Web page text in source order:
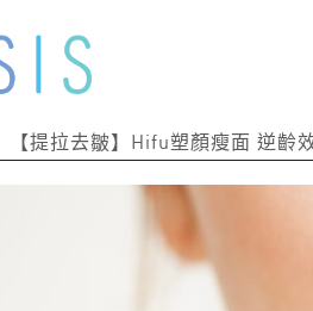
【提拉去皺】Hifu塑顏瘦面 逆齡